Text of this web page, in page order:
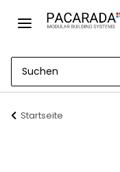
Startseite